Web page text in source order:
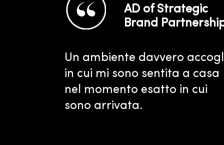
AD of Strategic
Brand
Un ambiente davvero
in cui mi sono sentita a casa
nel momento esatto in cui
sono arrivata.